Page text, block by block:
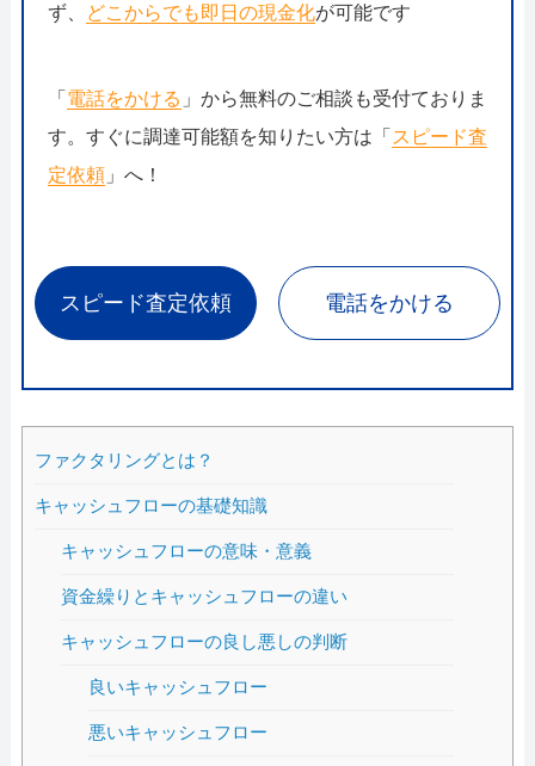
ず、
どこからでも即日の現金化が可能です
「 電話をかける 」から無料のご相談も受付ておりま
す。すぐに調達可能額を知りたい方は「 スピード査
定依頼」へ！
スピード査定依頼 電話をかける
ファクタリングとは？
キャッシュフローの基礎知識
キャッシュフローの意味・意義
資金繰りとキャッシュフローの違い
キャッシュフローの良し悪しの判断
良いキャッシュフロー
悪いキャッシュフロー